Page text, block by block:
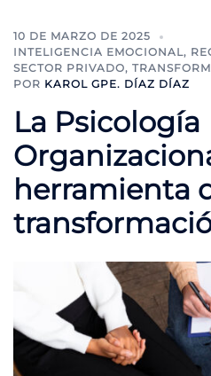
10 DE MARZO DE 2025
INTELIGENCIA EMOCIONAL,
SECTOR PRIVADO,
POR KAROL GPE. DÍAZ DÍAZ
La Psicología
herramienta